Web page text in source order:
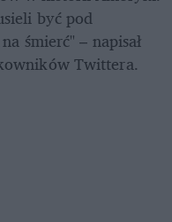
być pod
śmierć" – napisał
Twittera.